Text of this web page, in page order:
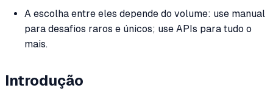
A escolha entre eles depende do volume: use manual
para desafios raros e únicos; use APIs para tudo o
mais.
Introdução